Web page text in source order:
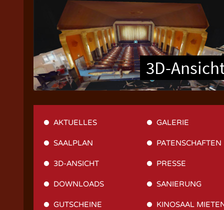
3D-
AKTUELLES
SAALPLAN
3D-ANSICHT
DOWNLOADS
GUTSCHEINE
GALERIE
PATENSCHAFTEN
PRESSE
SANIERUNG
KINOSAAL